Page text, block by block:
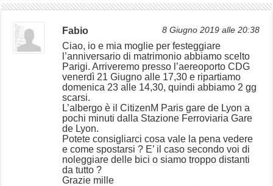
Fabio 8 Giugno 2019 alle 20:38
Ciao, io e mia moglie per festeggiare
l’anniversario di matrimonio abbiamo scelto
Parigi. Arriveremo presso l’aereoporto CDG
venerdì 21 Giugno alle 17,30 e ripartiamo
domenica 23 alle 14,30, quindi abbiamo 2 gg
scarsi.
L’albergo è il CitizenM Paris gare de Lyon a
pochi minuti dalla Stazione Ferroviaria Gare
de Lyon.
Potete consigliarci cosa vale la pena vedere
e come spostarsi ? E’ il caso secondo voi di
noleggiare delle bici o siamo troppo distanti
da tutto ?
Grazie mille